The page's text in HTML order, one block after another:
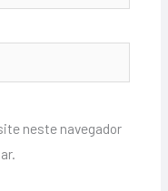
neste navegador